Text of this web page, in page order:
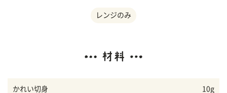
レンジのみ
かれい切身 10g